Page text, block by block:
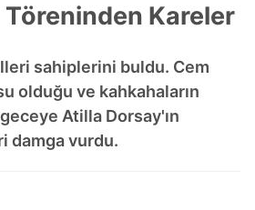
Töreninden Kareler
sahiplerini buldu. Cem
olduğu ve kahkahaların
Atilla Dorsay'ın
damga vurdu.